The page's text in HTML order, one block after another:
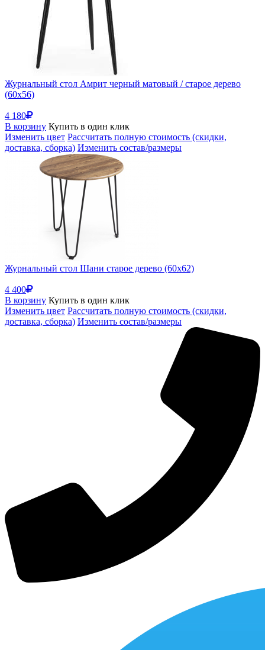
Журнальный стол Амрит черный матовый / старое дерево
(60x56)
4 180
В корзину Купить в один клик
Изменить цвет Рассчитать полную стоимость (скидки,
доставка, сборка) Изменить состав/размеры
Журнальный стол Шани старое дерево (60x62)
4 400
В корзину Купить в один клик
Изменить цвет Рассчитать полную стоимость (скидки,
доставка, сборка) Изменить состав/размеры